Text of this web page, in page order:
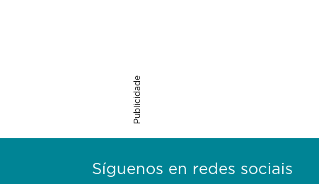
Publicidade
Síguenos en redes sociais